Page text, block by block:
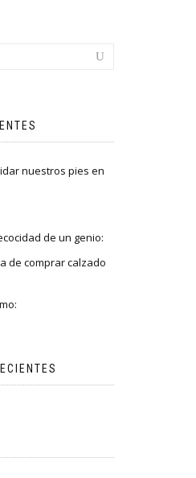
nuestros pies en
de un genio:
de comprar calzado